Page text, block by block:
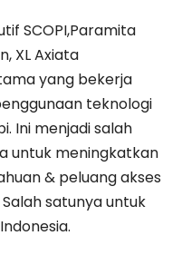
SCOPI,Paramita
XL Axiata
yang bekerja
teknologi
Ini menjadi salah
untuk meningkatkan
& peluang akses
satunya untuk